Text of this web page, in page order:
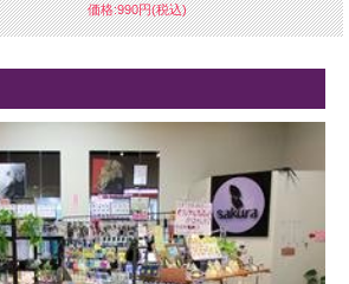
価格:990円(税込)